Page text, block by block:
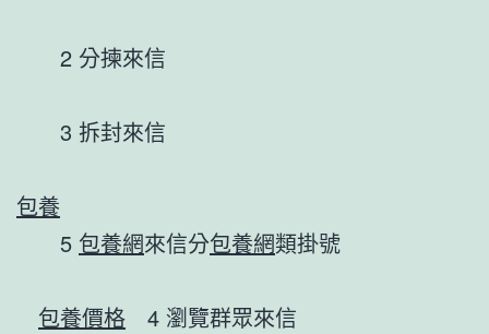
2 分揀來信
3 拆封來信
包養
5 包養網來信分包養網類掛號
包養價格 4 瀏覽群眾來信